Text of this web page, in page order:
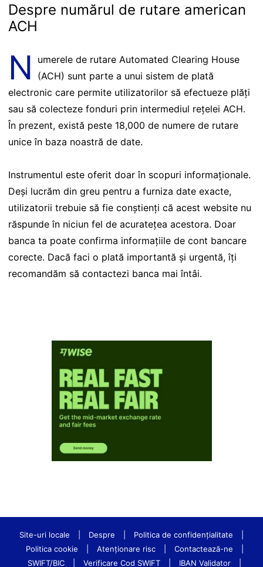
Despre numărul de rutare american
ACH
N
umerele de rutare Automated Clearing House
(ACH) sunt parte a unui sistem de plată
electronic care permite utilizatorilor să efectueze plăți
sau să colecteze fonduri prin intermediul rețelei ACH.
În prezent, există peste 18,000 de numere de rutare
unice în baza noastră de date.
Instrumentul este oferit doar în scopuri informaționale.
Deși lucrăm din greu pentru a furniza date exacte,
utilizatorii trebuie să fie conștienți că acest website nu
răspunde în niciun fel de acuratețea acestora. Doar
banca ta poate confirma informațiile de cont bancare
corecte. Dacă faci o plată importantă și urgentă, îți
recomandăm să contactezi banca mai întâi.
Site-uri locale Despre Politica de confidenţialitate
Politica cookie
Atenționare risc Contactează-ne
SWIFT/BIC
Verificare Cod SWIFT IBAN Validator